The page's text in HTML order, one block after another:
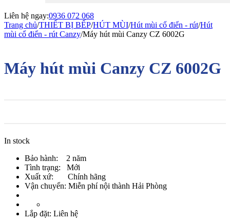
Liên hệ ngay:0936 072 068
Trang chủ/THIẾT BỊ BẾP/HÚT MÙI/Hút mùi cổ điển - rút/Hút
mùi cổ điển - rút Canzy/Máy hút mùi Canzy CZ 6002G
Máy hút mùi Canzy CZ 6002G
In stock
Bảo hành: 2 năm
Tình trạng: Mới
Xuất xứ: Chính hãng
Vận chuyển: Miễn phí nội thành Hải Phòng
Lắp đặt: Liên hệ